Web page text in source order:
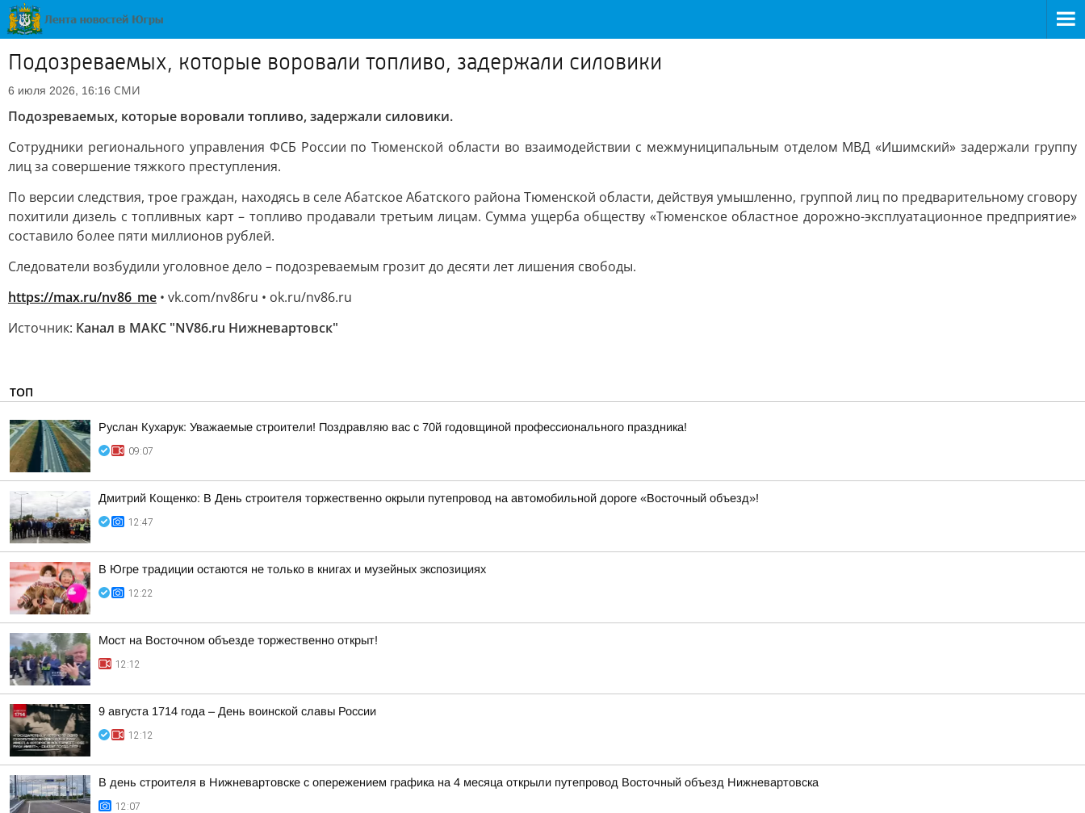
Подозреваемых, которые воровали топливо, задержали силовики
6 июля 2026, 16:16 СМИ
Подозреваемых, которые воровали топливо, задержали силовики.
Сотрудники регионального управления ФСБ России по Тюменской области во взаимодействии с межмуниципальным отделом МВД «Ишимский» задержали группу
лиц за совершение тяжкого преступления.
По версии следствия, трое граждан, находясь в селе Абатское Абатского района Тюменской области, действуя умышленно, группой лиц по предварительному сговору
похитили дизель с топливных карт – топливо продавали третьим лицам. Сумма ущерба обществу «Тюменское областное дорожно-эксплуатационное предприятие»
составило более пяти миллионов рублей.
Следователи возбудили уголовное дело – подозреваемым грозит до десяти лет лишения свободы.
https://max.ru/nv86_me • vk.com/nv86ru • ok.ru/nv86.ru
Источник: Канал в МАКС "NV86.ru Нижневартовск"
ТОП
Руслан Кухарук: Уважаемые строители! Поздравляю вас с 70й годовщиной профессионального праздника!
09:07
Дмитрий Кощенко: В День строителя торжественно окрыли путепровод на автомобильной дороге «Восточный объезд»!
12:47
В Югре традиции остаются не только в книгах и музейных экспозициях
12:22
Мост на Восточном объезде торжественно открыт!
12:12
9 августа 1714 года – День воинской славы России
12:12
В день строителя в Нижневартовске с опережением графика на 4 месяца открыли путепровод Восточный объезд Нижневартовска
12:07